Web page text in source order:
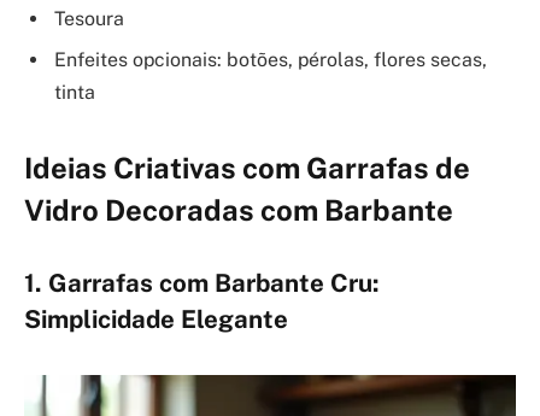
Tesoura
Enfeites opcionais: botões, pérolas, flores secas,
tinta
Ideias Criativas com Garrafas de
Vidro Decoradas com Barbante
1. Garrafas com Barbante Cru:
Simplicidade Elegante